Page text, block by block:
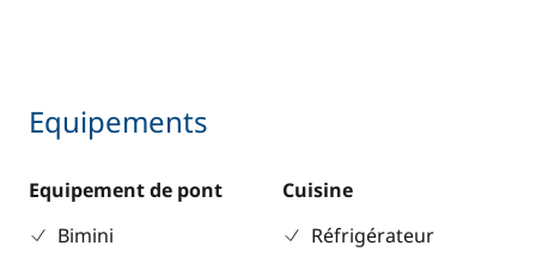
Equipements
Equipement de pont
Bimini
Cuisine
Réfrigérateur